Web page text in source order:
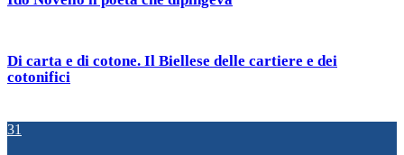
Di carta e di cotone. Il Biellese delle cartiere e dei
cotonifici
31